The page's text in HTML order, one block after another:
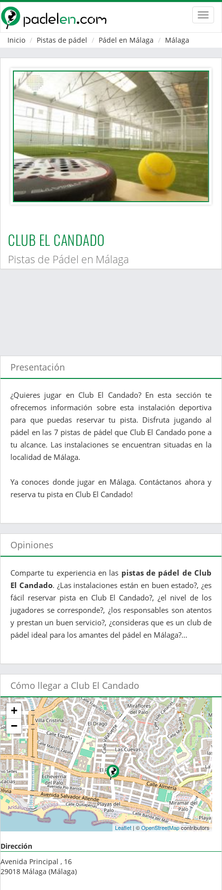
Inicio
Pistas de pádel Pádel en Málaga Málaga
CLUB EL CANDADO
Pistas de Pádel en Málaga
Presentación
¿Quieres jugar en Club El Candado? En esta sección te
ofrecemos información sobre esta instalación deportiva
para que puedas reservar tu pista. Disfruta jugando al
pádel en las 7 pistas de pádel que Club El Candado pone a
tu alcance. Las instalaciones se encuentran situadas en la
localidad de Málaga.
Ya conoces donde jugar en Málaga. Contáctanos ahora y
reserva tu pista en Club El Candado!
Opiniones
Comparte tu experiencia en las pistas de pádel de Club
El Candado. ¿Las instalaciones están en buen estado?, ¿es
fácil reservar pista en Club El Candado?, ¿el nivel de los
jugadores se corresponde?, ¿los responsables son atentos
y prestan un buen servicio?, ¿consideras que es un club de
pádel ideal para los amantes del pádel en Málaga?...
Cómo llegar a Club El Candado
+
−
Leaflet| ©OpenStreetMapcontributors
Dirección
Avenida Principal , 16
29018 Málaga (Málaga)